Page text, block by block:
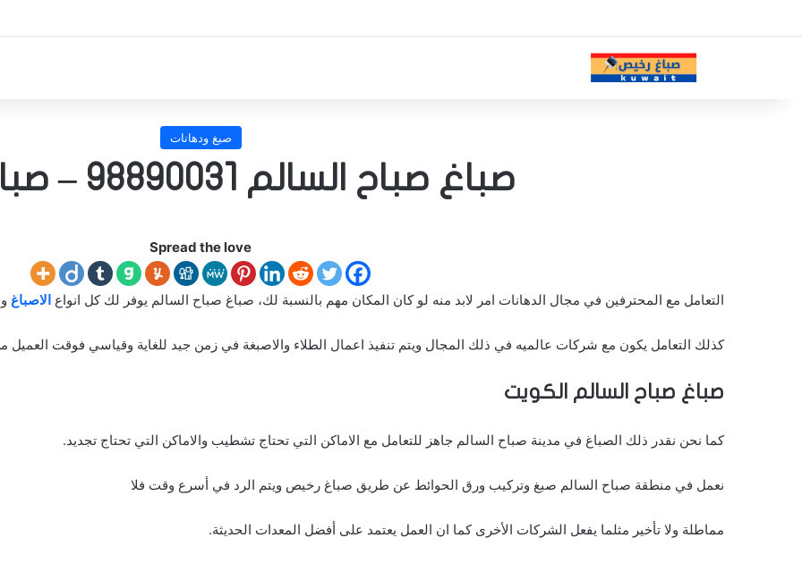
صبغ ودهانات
صباغ صباح السالم 98890031 – صباغ منازل
Spread the love
التعامل مع المحترفين في مجال الدهانات امر لابد منه لو كان المكان مهم بالنسبة لك، صباغ صباح السالم يوفر لك كل انواع الاصباغ
كذلك التعامل يكون مع شركات عالميه في ذلك المجال ويتم تنفيذ اعمال الطلاء والاصبغة في زمن جيد للغاية وقياسي فوقت
صباغ صباح السالم الكويت
كما نحن نقدر ذلك الصباغ في مدينة صباح السالم جاهز للتعامل مع الاماكن التي تحتاج تشطيب والاماكن التي تحتاج تجديد.
نعمل في منطقة صباح السالم صبغ وتركيب ورق الحوائط عن طريق صباغ رخيص ويتم الرد في أسرع وقت فلا
مماطلة ولا تأخير مثلما يفعل الشركات الأخرى كما ان العمل يعتمد على أفضل المعدات الحديثة.